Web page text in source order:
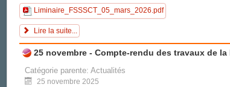
Liminaire_FSSSCT_05_mars_2026.pdf
Lire la suite...
25 novembre - Compte-rendu des travaux de la
Catégorie parente: Actualités
25 novembre 2025